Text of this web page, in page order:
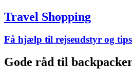
Travel Shopping
Få hjælp til rejseudstyr og
Gode råd til